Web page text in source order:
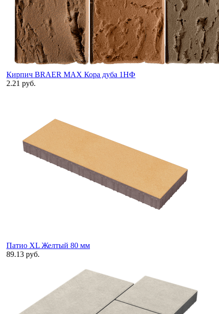
Кирпич BRAER MAX Кора дуба 1НФ
2.21 руб.
Патио XL Желтый 80 мм
89.13 руб.